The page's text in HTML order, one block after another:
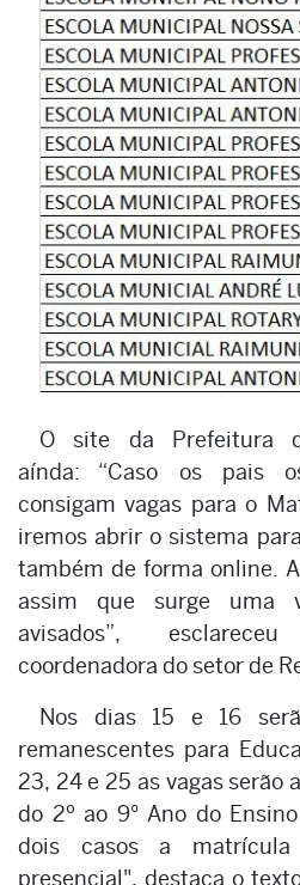
O site da Prefeitura
aínda: “Caso os pais
consigam vagas para o
iremos abrir o sistema
também de forma online.
assim que surge uma
avisados”,
coordenadora do setor de
Nos dias 15 e 16
remanescentes para
23, 24 e 25 as vagas serão
do 2º ao 9° Ano do
dois casos a
presencial", destaca o